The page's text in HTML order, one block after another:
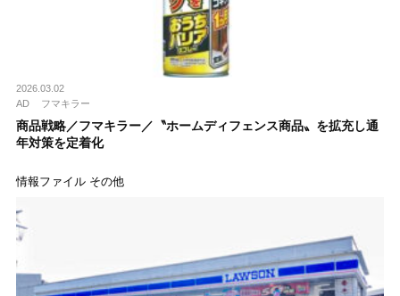
2026.03.02
AD
フマキラー
商品戦略／フマキラー／〝ホームディフェンス商品〟を拡充し通
年対策を定着化
情報ファイル その他